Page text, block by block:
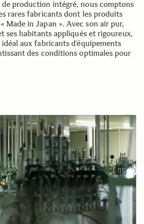
de production intégré, nous comptons
rares fabricants dont les produits
Made in Japan ». Avec son air pur,
ses habitants appliqués et rigoureux,
aux fabricants d’équipements
des conditions optimales pour